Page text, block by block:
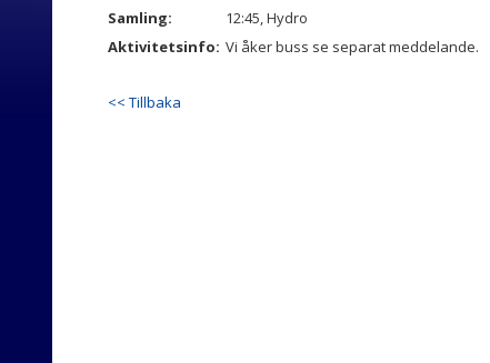
Samling:
12:45, Hydro
Aktivitetsinfo: Vi åker buss se separat meddelande.
<< Tillbaka